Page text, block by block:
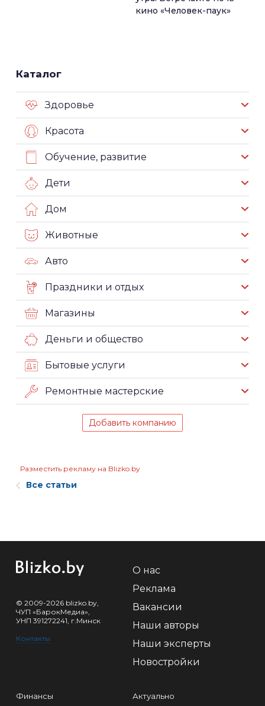
кино «Человек-паук»
Каталог
Здоровье
Красота
Обучение, развитие
Дети
Дом
Животные
Авто
Праздники и отдых
Магазины
Деньги и общество
Бытовые услуги
Ремонтные мастерские
Добавить компанию
Разместить рекламу на Blizko.by
Все статьи
© 2009-2026 blizko.by,
ЧУП «БарокМедиа»,
УНП 391272241, г.Минск
Контакты
О нас
Реклама
Вакансии
Наши авторы
Наши эксперты
Новостройки
Финансы Актуально